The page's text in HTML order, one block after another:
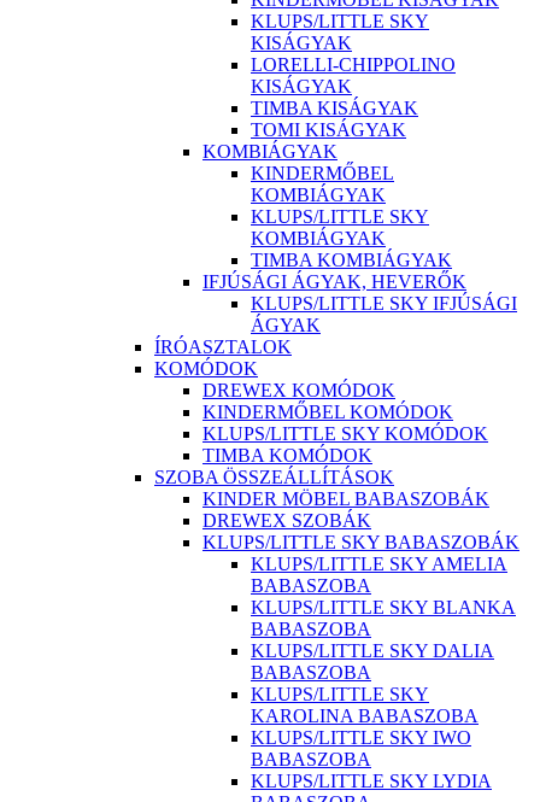
KLUPS/LITTLE SKY
KISÁGYAK
LORELLI-CHIPPOLINO
KISÁGYAK
TIMBA KISÁGYAK
TOMI KISÁGYAK
KOMBIÁGYAK
KINDERMŐBEL
KOMBIÁGYAK
KLUPS/LITTLE SKY
KOMBIÁGYAK
TIMBA KOMBIÁGYAK
IFJÚSÁGI ÁGYAK, HEVERŐK
KLUPS/LITTLE SKY IFJÚSÁGI
ÁGYAK
ÍRÓASZTALOK
KOMÓDOK
DREWEX KOMÓDOK
KINDERMŐBEL KOMÓDOK
KLUPS/LITTLE SKY KOMÓDOK
TIMBA KOMÓDOK
SZOBA ÖSSZEÁLLÍTÁSOK
KINDER MÖBEL BABASZOBÁK
DREWEX SZOBÁK
KLUPS/LITTLE SKY BABASZOBÁK
KLUPS/LITTLE SKY AMELIA
BABASZOBA
KLUPS/LITTLE SKY BLANKA
BABASZOBA
KLUPS/LITTLE SKY DALIA
BABASZOBA
KLUPS/LITTLE SKY
KAROLINA BABASZOBA
KLUPS/LITTLE SKY IWO
BABASZOBA
KLUPS/LITTLE SKY LYDIA